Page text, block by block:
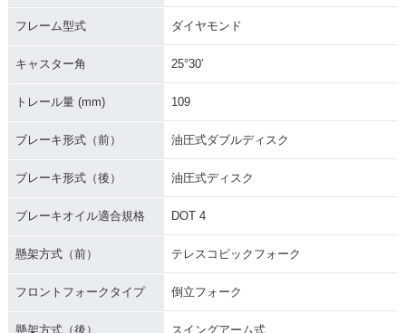
フレーム型式 ダイヤモンド
キャスター角 25°30′
トレール量 (mm) 109
ブレーキ形式（前） 油圧式ダブルディスク
ブレーキ形式（後） 油圧式ディスク
ブレーキオイル適合規格 DOT 4
懸架方式（前） テレスコピックフォーク
フロントフォークタイプ 倒立フォーク
懸架方式（後） スイングアーム式